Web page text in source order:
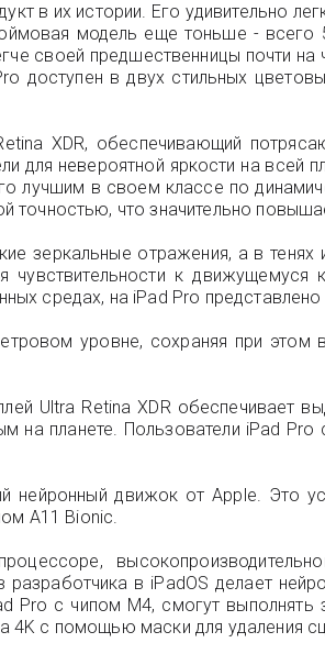
в их истории. Его удивительно
модель еще тоньше -
своей предшественницы почти на
доступен в двух стильных
XDR, обеспечивающий
невероятной яркости на всей
лучшим в своем классе по
точностью, что значительно
зеркальные отражения, а в
к
средах, на iPad Pro представлено
уровне, сохраняя при
Ultra Retina XDR обеспечивает
планете. Пользователи iPad
движок от Apple. Это
A11 Bionic.
в iPadOS делает
Pro с чипом M4, смогут
с помощью маски для удаления